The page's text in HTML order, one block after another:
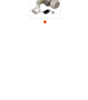
ДЕРЕВЯННЫЕ